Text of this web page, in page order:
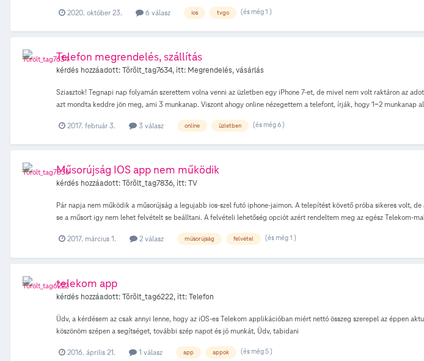
2020. október 23. 6 válasz ios tvgo (és még 1 )
Telefon megrendelés, szállítás
kérdés hozzáadott:Törölt_tag7634, itt: Megrendelés, vásárlás
Sziasztok! Tegnapi nap folyamán szerettem volna venni az üzletben egy iPhone 7-et, de mivel nem volt raktáron az
azt mondta keddre jön meg, ami 3 munkanap. Viszont ahogy online nézegettem a telefont, írják, hogy 1-2
mai (pént.) napra nem is merek már gondolni... pedig nagyon örültem volna neki.) Előre is köszönöm!
2017. február 3. 3 válasz online üzletben (és még 6 )
Műsorújság IOS app nem működik
kérdés hozzáadott:Törölt_tag7836, itt:TV
Pár napja nem működik a műsorújság a legujabb ios-szel futó iphone-jaimon. A telepítést követő próba sikeres volt,
se a műsort igy nem lehet felvételt se beálltani. A felvételi lehetőség opciót azért rendeltem meg az egész
2017. március 1.
2 válasz műsorújság felvétel (és még 1 )
telekom app
kérdés hozzáadott:Törölt_tag6222, itt:Telefon
Üdv, a kérdésem az csak annyi lenne, hogy az iOS-es Telekom applikációban miért nettó összeg szerepel az éppen
köszönöm szépen a segítséget, további szép napot és jó munkát, Üdv, tabidani
2016. április 21. 1 válasz app appok (és még 5 )